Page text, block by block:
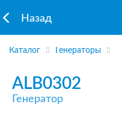
Назад
Каталог Генераторы
ALB0302
Генератор